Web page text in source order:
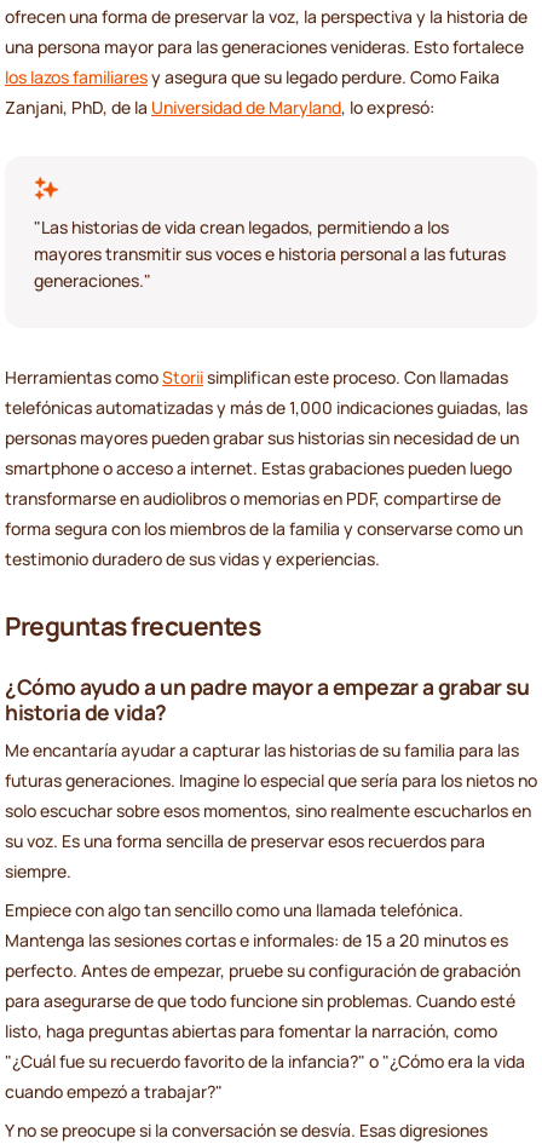
ofrecen una forma de preservar la voz, la perspectiva y la historia de
una persona mayor para las generaciones venideras. Esto fortalece
los lazos familiaresy asegura que su legado perdure. Como Faika
Zanjani, PhD, de la Universidad de Maryland, lo expresó:
"Las historias de vida crean legados, permitiendo a los
mayores transmitir sus voces e historia personal a las futuras
generaciones."
Herramientas comoStoriisimplifican este proceso. Con llamadas
telefónicas automatizadas y más de 1,000 indicaciones guiadas, las
personas mayores pueden grabar sus historias sin necesidad de un
smartphone o acceso a internet. Estas grabaciones pueden luego
transformarse en audiolibros o memorias en PDF, compartirse de
forma segura con los miembros de la familia y conservarse como un
testimonio duradero de sus vidas y experiencias.
Preguntas frecuentes
¿Cómo ayudo a un padre mayor a empezar a grabar su
historia de vida?
Me encantaría ayudar a capturar las historias de su familia para las
futuras generaciones. Imagine lo especial que sería para los nietos no
solo escuchar sobre esos momentos, sino realmente escucharlos en
su voz. Es una forma sencilla de preservar esos recuerdos para
siempre.
Empiece con algo tan sencillo como una llamada telefónica.
Mantenga las sesiones cortas e informales: de 15 a 20 minutos es
perfecto. Antes de empezar, pruebe su configuración de grabación
para asegurarse de que todo funcione sin problemas. Cuando esté
listo, haga preguntas abiertas para fomentar la narración, como
"¿Cuál fue su recuerdo favorito de la infancia?" o "¿Cómo era la vida
cuando empezó a trabajar?"
Y no se preocupe si la conversación se desvía. Esas digresiones